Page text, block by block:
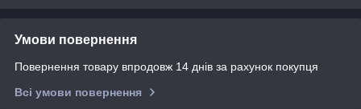
Умови повернення
Повернення товару впродовж 14 днів за рахунок покупця
Всі умови повернення